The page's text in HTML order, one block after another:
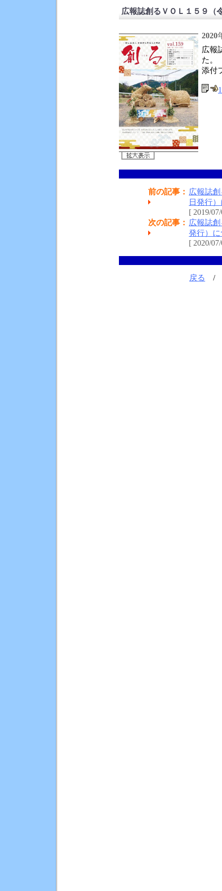
広報誌創るＶＯＬ１５９（
2020
広報
た。
添付
前の記事： 広報誌
日発行
[ 2019/
次の記事： 広報誌
発行）
[ 2020/
戻る